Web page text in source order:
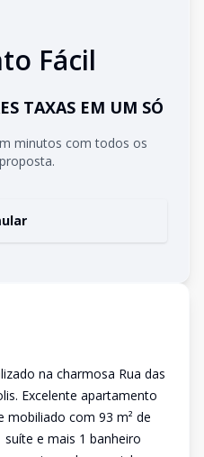
Fácil
TAXAS EM UM SÓ
minutos com todos os
na charmosa Rua das
Excelente apartamento
com 93 m² de
e mais 1 banheiro